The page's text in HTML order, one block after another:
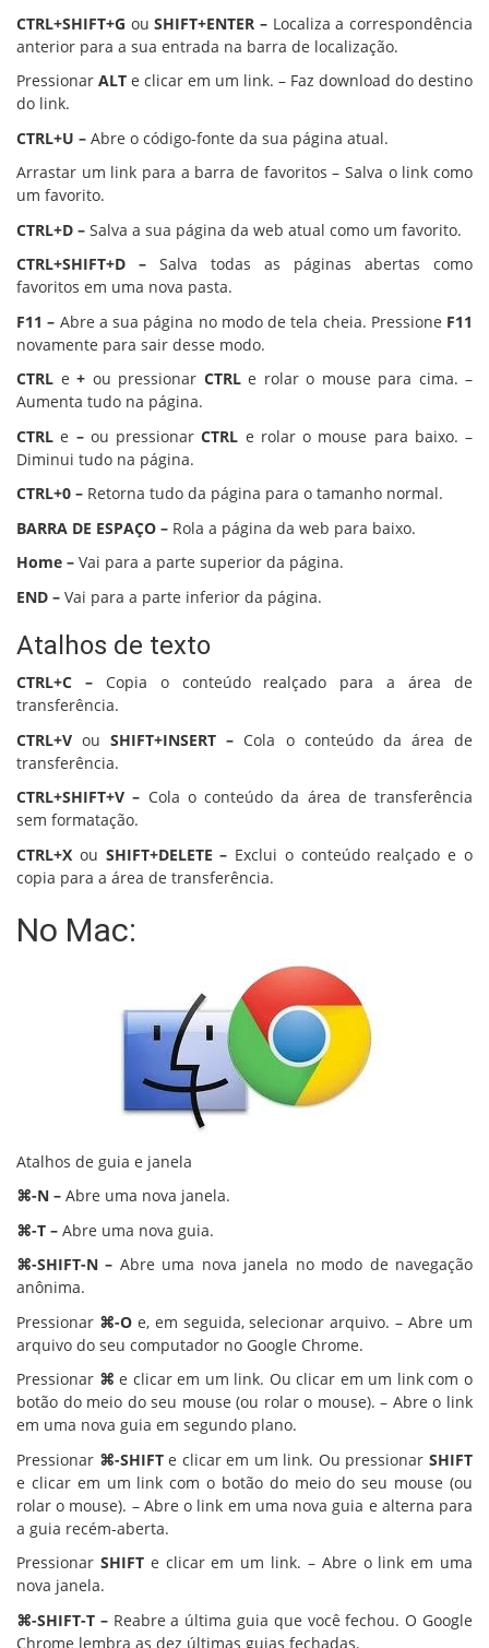
CTRL+SHIFT+G ouSHIFT+ENTER – Localiza a correspondência
anterior para a sua entrada na barra de localização.
Pressionar ALT e clicar em um link. – Faz download do destino
do link.
CTRL+U – Abre o código-fonte da sua página atual.
Arrastar um link para a barra de favoritos – Salva o link como
um favorito.
CTRL+D – Salva a sua página da web atual como um favorito.
CTRL+SHIFT+D – Salva todas as páginas abertas como
favoritos em uma nova pasta.
F11 – Abre a sua página no modo de tela cheia. Pressione F11
novamente para sair desse modo.
CTRL e + ou pressionar CTRLe rolar o mouse para cima. –
Aumenta tudo na página.
CTRL e –ou pressionarCTRL e rolar o mouse para baixo. –
Diminui tudo na página.
CTRL+0 – Retorna tudo da página para o tamanho normal.
BARRA DE ESPAÇO – Rola a página da web para baixo.
Home – Vai para a parte superior da página.
END – Vai para a parte inferior da página.
Atalhos de texto
CTRL+C – Copia o conteúdo realçado para a área de
transferência.
CTRL+V ouSHIFT+INSERT – Cola o conteúdo da área de
transferência.
CTRL+SHIFT+V – Cola o conteúdo da área de transferência
sem formatação.
CTRL+X ou SHIFT+DELETE – Exclui o conteúdo realçado e o
copia para a área de transferência.
No Mac:
Atalhos de guia e janela
⌘-N – Abre uma nova janela.
⌘-T – Abre uma nova guia.
⌘-SHIFT-N – Abre uma nova janela no modo de navegação
anônima.
Pressionar ⌘-Oe, em seguida, selecionar arquivo. – Abre um
arquivo do seu computador no Google Chrome.
Pressionar ⌘ e clicar em um link. Ou clicar em um link com o
botão do meio do seu mouse (ou rolar o mouse). – Abre o link
em uma nova guia em segundo plano.
Pressionar ⌘-SHIFTe clicar em um link. Ou pressionarSHIFT
e clicar em um link com o botão do meio do seu mouse (ou
rolar o mouse). – Abre o link em uma nova guia e alterna para
a guia recém-aberta.
Pressionar SHIFTe clicar em um link. – Abre o link em uma
nova janela.
⌘-SHIFT-T – Reabre a última guia que você fechou. O Google
Chrome lembra as dez últimas guias fechadas.